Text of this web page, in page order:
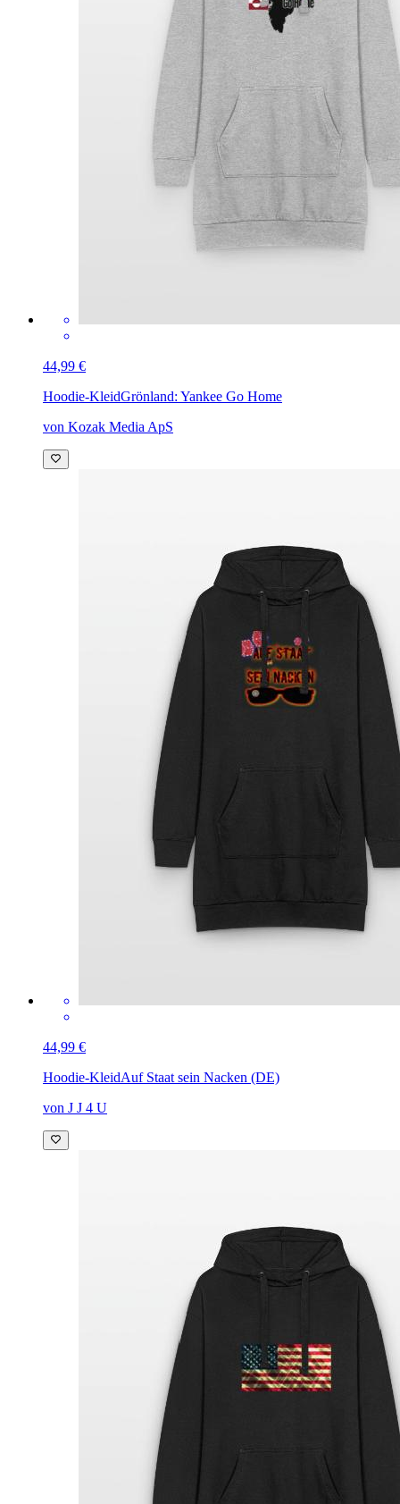
44,99 €
Hoodie-KleidGrönland: Yankee Go Home
von Kozak Media ApS
44,99 €
Hoodie-KleidAuf Staat sein Nacken (DE)
von J J 4 U